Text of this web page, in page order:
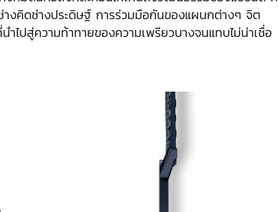
งคิดช่างประดิษฐ์ การร่วมมือกันของแผนกต่างๆ จิต
สู่ความท้าทายของความเพรียวบางจนแทบไม่น่าเชื่อ